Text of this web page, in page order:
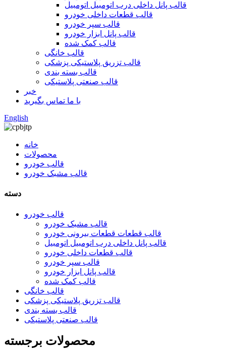
قالب پانل داخلی درب اتومبیل اتومبیل
قالب قطعات داخلی خودرو
قالب سپر خودرو
قالب پانل ابزار خودرو
قالب کمک شده
قالب خانگی
قالب تزریق پلاستیکی پزشکی
قالب بسته بندی
قالب صنعتی پلاستیکی
خبر
با ما تماس بگیرید
English
خانه
محصولات
قالب خودرو
قالب مشبک خودرو
دسته
قالب خودرو
قالب مشبک خودرو
قالب قطعات قطعات بیرونی خودرو
قالب پانل داخلی درب اتومبیل اتومبیل
قالب قطعات داخلی خودرو
قالب سپر خودرو
قالب پانل ابزار خودرو
قالب کمک شده
قالب خانگی
قالب تزریق پلاستیکی پزشکی
قالب بسته بندی
قالب صنعتی پلاستیکی
محصولات برجسته